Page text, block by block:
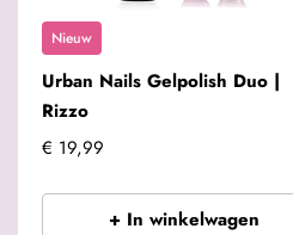
Nieuw
Urban Nails Gelpolish Duo |
Rizzo
€ 19,99
+ In winkelwagen